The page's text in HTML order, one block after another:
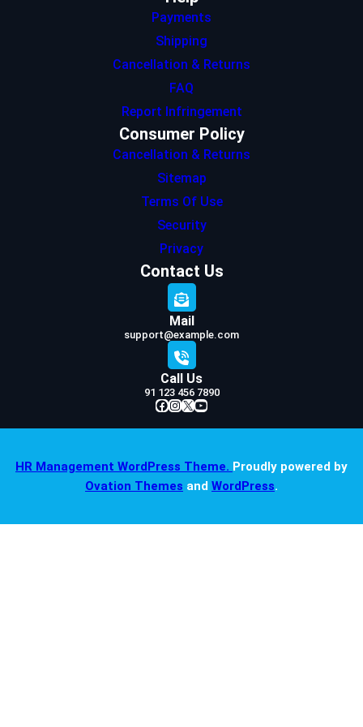
Payments
Shipping
Cancellation & Returns
FAQ
Report Infringement
Consumer Policy
Cancellation & Returns
Sitemap
Terms Of Use
Security
Privacy
Contact Us
Mail
support@example.com
Call Us
91 123 456 7890
Facebook InstagramX YouTube
HR Management WordPress Theme. Proudly powered by
Ovation Themes and WordPress.